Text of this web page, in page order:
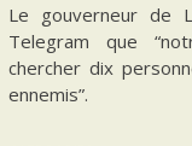
Le gouverneur de
Telegram que
chercher dix
ennemis”.